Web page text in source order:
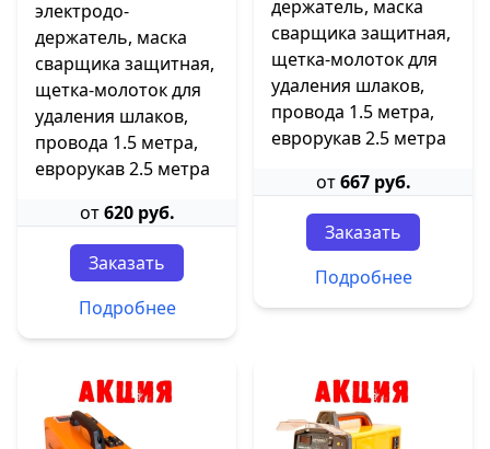
электродо-
держатель, маска
сварщика защитная,
щетка-молоток для
удаления шлаков,
провода 1.5 метра,
еврорукав 2.5 метра
от620 руб.
Заказать
Подробнее
держатель, маска
сварщика защитная,
щетка-молоток для
удаления шлаков,
провода 1.5 метра,
еврорукав 2.5 метра
от667 руб.
Заказать
Подробнее